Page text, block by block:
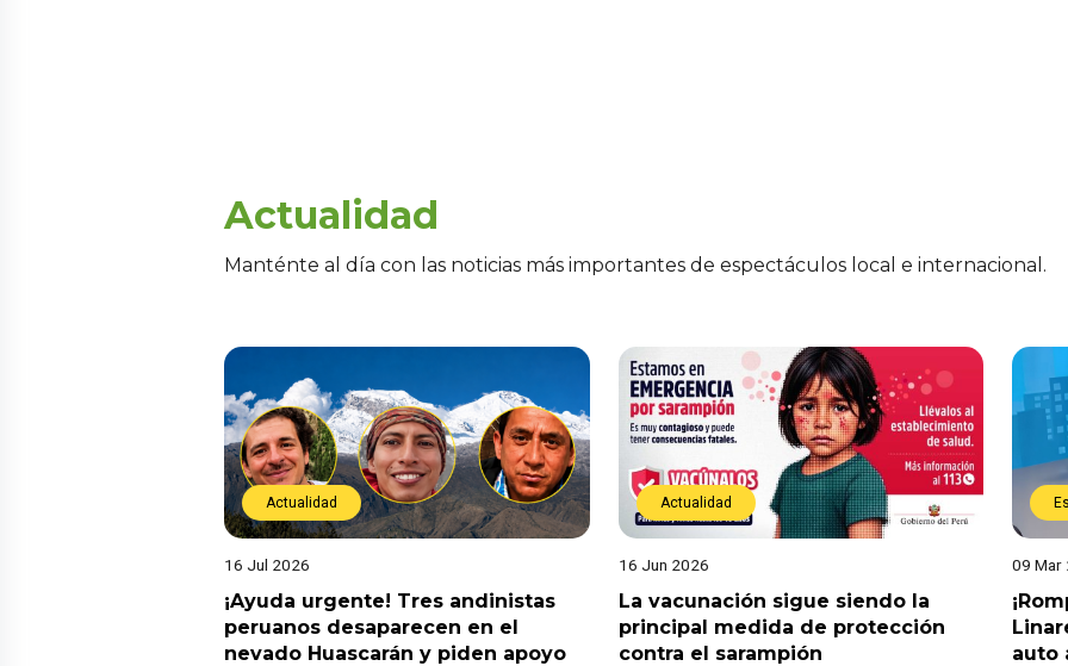
Actualidad
Manténte al día con las noticias más importantes de espectáculos local e internacional.
Actualidad
16 Jul 2026
¡Ayuda urgente! Tres andinistas
peruanos desaparecen en el
nevado Huascarán y piden apoyo
Actualidad
16 Jun 2026
La vacunación sigue siendo la
principal medida de protección
contra el sarampión
09 Mar
auto